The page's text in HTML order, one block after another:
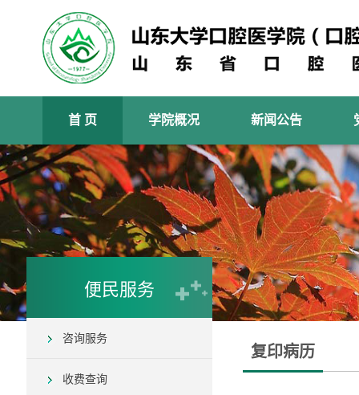
首 页 学院概况 新闻公告
便民服务
咨询服务
收费查询
复印病历